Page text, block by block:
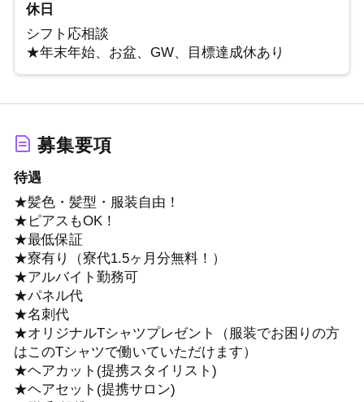
休日
シフト応相談
★年末年始、お盆、GW、目標達成休あり
募集要項
待遇
★髪色・髪型・服装自由！
★ピアスもOK！
★最低保証
★寮有り（寮代1.5ヶ月分無料！）
★アルバイト勤務可
★パネル代
★名刺代
★オリジナルTシャツプレゼント（服装でお困りの方
はこのTシャツで働いていただけます）
★ヘアカット(提携スタイリスト)
★ヘアセット(提携サロン)